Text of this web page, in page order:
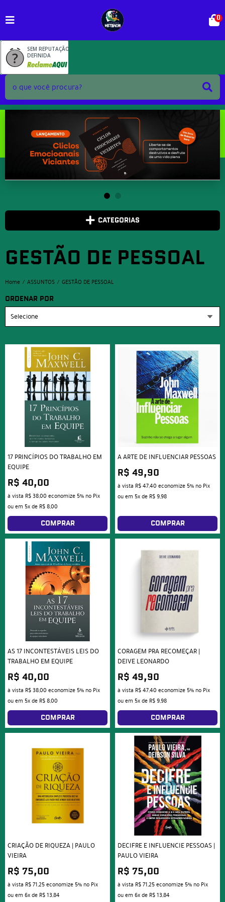
SEM REPUTAÇÃO
DEFINIDA
0
CATEGORIAS
GESTÃO DE PESSOAL
Home ASSUNTOS GESTÃO DE PESSOAL
ORDENAR POR
Selecione
17 PRINCÍPIOS DO TRABALHO EM
EQUIPE
R$ 40,00
à vista R$ 38,00 economize 5% no Pix
ou em 5xde R$ 8,00
COMPRAR
A ARTE DE INFLUENCIAR PESSOAS
R$ 49,90
à vista R$ 47,40 economize 5% no Pix
ou em 5xde R$ 9,98
COMPRAR
AS 17 INCONTESTÁVEIS LEIS DO
TRABALHO EM EQUIPE
R$ 40,00
à vista R$ 38,00 economize 5% no Pix
ou em 5xde R$ 8,00
COMPRAR
CORAGEM PRA RECOMEÇAR |
DEIVE LEONARDO
R$ 49,90
à vista R$ 47,40 economize 5% no Pix
ou em 5xde R$ 9,98
COMPRAR
CRIAÇÃO DE RIQUEZA | PAULO
VIEIRA
R$ 75,00
à vista R$ 71,25economize 5% no Pix
ou em 6xde R$ 13,84
DECIFRE E INFLUENCIE PESSOAS |
PAULO VIEIRA
R$ 75,00
à vista R$ 71,25economize 5% no Pix
ou em 6xde R$ 13,84